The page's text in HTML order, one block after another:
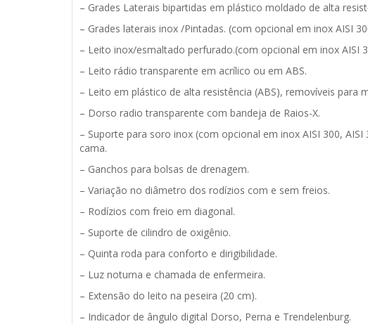
– Grades Laterais bipartidas em plástico moldado de alta
– Grades laterais inox /Pintadas. (com opcional em inox AISI
– Leito inox/esmaltado perfurado.(com opcional em inox AISI
– Leito rádio transparente em acrílico ou em ABS.
– Leito em plástico de alta resistência (ABS), removíveis para
– Dorso radio transparente com bandeja de Raios-X.
– Suporte para soro inox (com opcional em inox AISI 300, AISI
cama.
– Ganchos para bolsas de drenagem.
– Variação no diâmetro dos rodízios com e sem freios.
– Rodízios com freio em diagonal.
– Suporte de cilindro de oxigênio.
– Quinta roda para conforto e dirigibilidade.
– Luz noturna e chamada de enfermeira.
– Extensão do leito na peseira (20 cm).
– Indicador de ângulo digital Dorso, Perna e Trendelenburg.